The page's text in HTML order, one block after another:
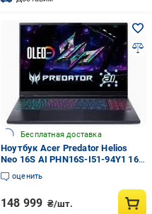
Бесплатная доставка
Ноутбук Acer Predator Helios
Neo 16S AI PHN16S-I51-94Y1 16"
(NH.U3VEU.004) abyssal black
оценить
148 999 ₴/шт.